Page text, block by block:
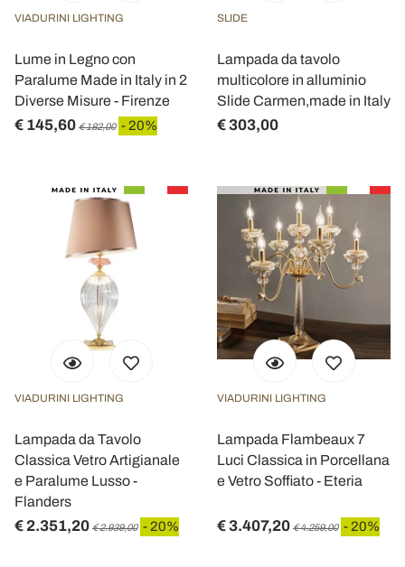
VIADURINI LIGHTING
Lume in Legno con
Paralume Made in Italy in 2
Diverse Misure - Firenze
€ 145,60 € 182,00 - 20%
SLIDE
Lampada da tavolo
multicolore in alluminio
Slide Carmen,made in Italy
€ 303,00
VIADURINI LIGHTING
Lampada da Tavolo
Classica Vetro Artigianale
e Paralume Lusso -
Flanders
€ 2.351,20 € 2.939,00 - 20%
VIADURINI LIGHTING
Lampada Flambeaux 7
Luci Classica in Porcellana
e Vetro Soffiato - Eteria
€ 3.407,20 € 4.259,00 - 20%